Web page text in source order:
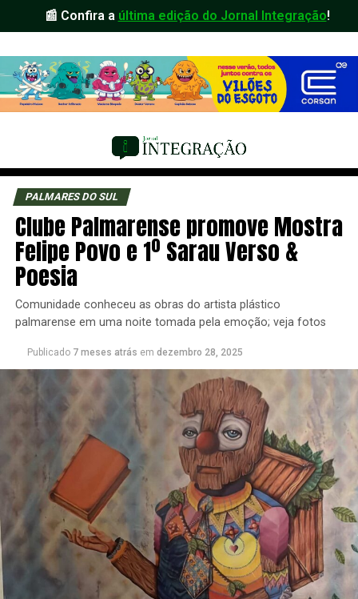
📰 Confira a última edição do Jornal Integração!
PALMARES DO SUL
Clube Palmarense promove Mostra
Felipe Povo e 1º Sarau Verso &
Poesia
Comunidade conheceu as obras do artista plástico
palmarense em uma noite tomada pela emoção; veja fotos
Publicado 7 meses atrás em dezembro 28, 2025